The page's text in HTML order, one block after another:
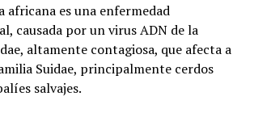
africana es una enfermedad
causada por un virus ADN de la
altamente contagiosa, que afecta a
Suidae, principalmente cerdos
salvajes.